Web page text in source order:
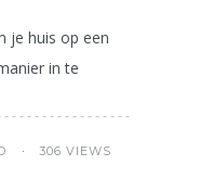
je huis op een
in te
306 VIEWS